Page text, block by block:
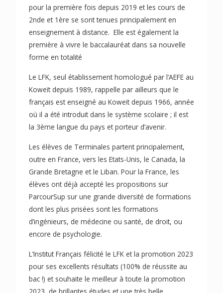
pour la première fois depuis 2019 et les cours de
2nde et 1ère se sont tenues principalement en
enseignement à distance. Elle est également la
première à vivre le baccalauréat dans sa nouvelle
forme en totalité
Le LFK, seul établissement homologué par l’AEFE au
Koweït depuis 1989, rappelle par ailleurs que le
français est enseigné au Koweït depuis 1966, année
où il a été introduit dans le système scolaire ; il est
la 3ème langue du pays et porteur d’avenir.
Les élèves de Terminales partent principalement,
outre en France, vers les Etats-Unis, le Canada, la
Grande Bretagne et le Liban. Pour la France, les
élèves ont déjà accepté les propositions sur
ParcourSup sur une grande diversité de formations
dont les plus prisées sont les formations
d’ingénieurs, de médecine ou santé, de droit, ou
encore de psychologie.
L’Institut Français félicité le LFK et la promotion 2023
pour ses excellents résultats (100% de réussite au
bac !) et souhaite le meilleur à toute la promotion
2023, de brillantes études et une très belle